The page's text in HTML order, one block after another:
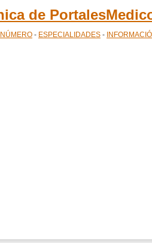
de
- ESPECIALIDADES -